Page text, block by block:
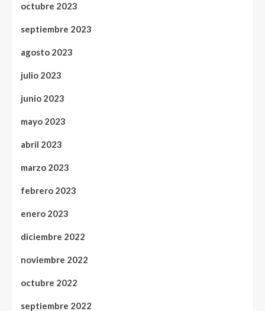
octubre 2023
septiembre 2023
agosto 2023
julio 2023
junio 2023
mayo 2023
abril 2023
marzo 2023
febrero 2023
enero 2023
diciembre 2022
noviembre 2022
octubre 2022
septiembre 2022